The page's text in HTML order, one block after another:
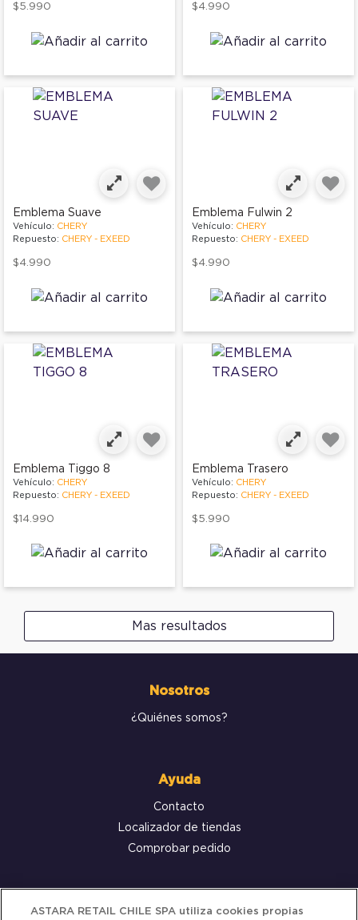
$5.990 $4.990
Emblema Suave
Vehículo: CHERY
Repuesto: CHERY - EXEED
$4.990
Emblema Fulwin 2
Vehículo: CHERY
Repuesto: CHERY - EXEED
$4.990
Emblema Tiggo 8
Vehículo: CHERY
Repuesto: CHERY - EXEED
$14.990
Emblema Trasero
Vehículo: CHERY
Repuesto: CHERY - EXEED
$5.990
Mas resultados
Nosotros
¿Quiénes somos?
Ayuda
Contacto
Localizador de tiendas
Comprobar pedido
Servicio al cliente
ASTARA RETAIL CHILE SPA utiliza cookies propias